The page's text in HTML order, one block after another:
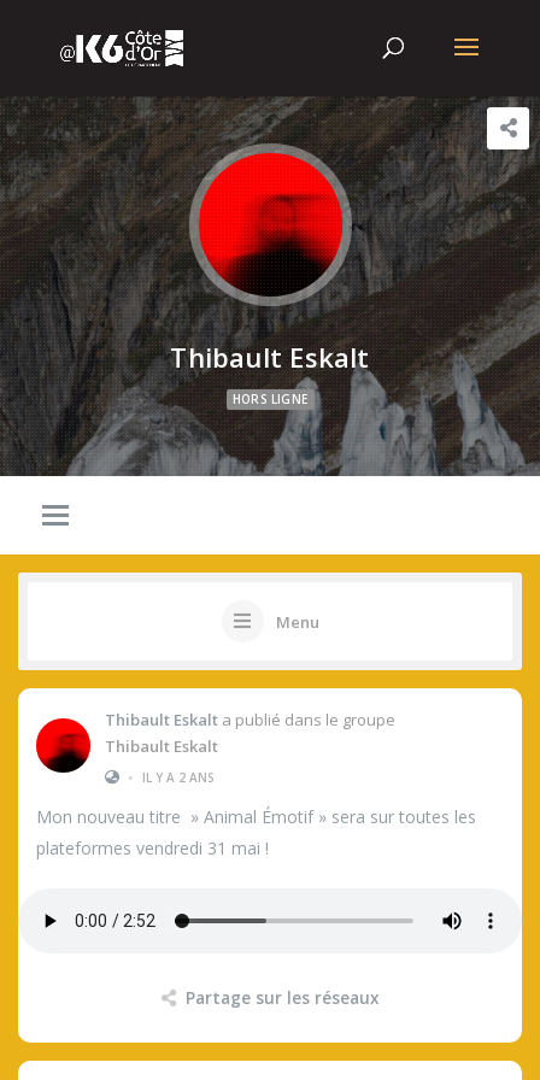
Thibault Eskalt
HORS LIGNE
Menu
Thibault Eskalt a publié dans le groupe
Thibault Eskalt
•
IL Y A 2 ANS
Mon nouveau titre » Animal Émotif » sera sur toutes les
plateformes vendredi 31 mai !
Partage sur les réseaux